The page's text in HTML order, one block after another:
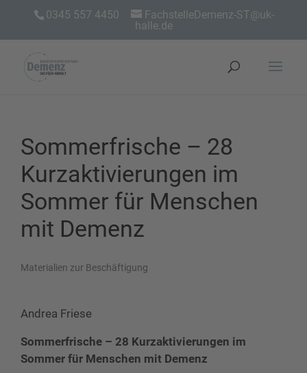
0345 557 4450
FachstelleDemenz-ST@uk-
halle.de
Sommerfrische – 28
Kurzaktivierungen im
Sommer für Menschen
mit Demenz
Materialien zur Beschäftigung
Andrea Friese
Sommerfrische – 28 Kurzaktivierungen im
Sommer für Menschen mit Demenz